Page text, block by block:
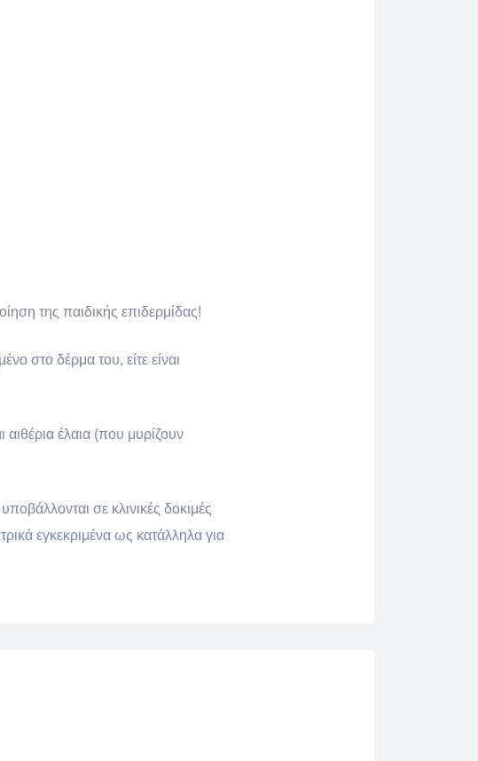
της παιδικής επιδερμίδας!
στο δέρμα του, είτε είναι
αιθέρια έλαια (που μυρίζουν
σε κλινικές δοκιμές
εγκεκριμένα ως κατάλληλα για